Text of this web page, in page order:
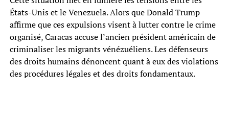
États-Unis et le Venezuela. Alors que Donald Trump
affirme que ces expulsions visent à lutter contre le crime
organisé, Caracas accuse l’ancien président américain de
criminaliser les migrants vénézuéliens. Les défenseurs
des droits humains dénoncent quant à eux des violations
des procédures légales et des droits fondamentaux.